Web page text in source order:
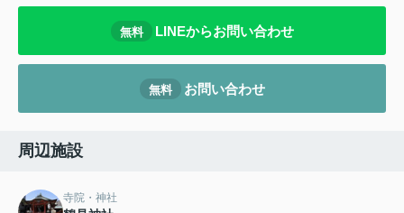
無料 LINEからお問い合わせ
無料 お問い合わせ
周辺施設
寺院・神社